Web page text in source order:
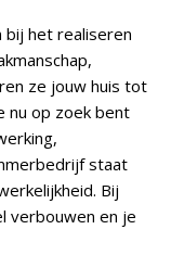
bij het realiseren
ze jouw huis tot
nu op zoek bent
staat
Bij
verbouwen en je